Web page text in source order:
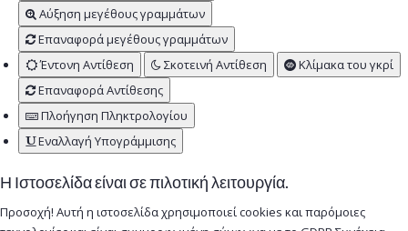
Αύξηση μεγέθους γραμμάτων
Επαναφορά μεγέθους γραμμάτων
Έντονη Αντίθεση
Σκοτεινή Αντίθεση
Κλίμακα του γκρί
Επαναφορά Αντίθεσης
Πλοήγηση Πληκτρολογίου
Εναλλαγή Υπογράμμισης
Η Ιστοσελίδα είναι σε πιλοτική λειτουργία.
Προσοχή! Αυτή η ιστοσελίδα χρησιμοποιεί cookies και παρόμοιες